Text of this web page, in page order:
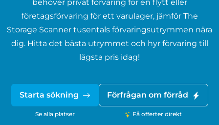
behöver privat förvaring för en flytt eller
företagsförvaring för ett varulager, jämför The
Storage Scanner tusentals förvaringsutrymmen nära
dig. Hitta det bästa utrymmet och hyr förvaring till
lägsta pris idag!
Starta sökning
Se alla platser
Förfrågan om förråd
Få offerter direkt